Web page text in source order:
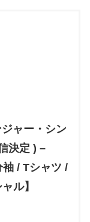
ャー・シン
決定 ) –
/ Tシャツ /
ル】